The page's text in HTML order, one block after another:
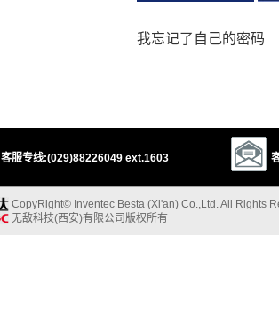
我忘记了自己的密码
客服专线:(029)88226049 ext.1603
CopyRight© Inventec Besta (Xi'an) Co.,Ltd. All Rights
无敌科技(西安)有限公司版权所有